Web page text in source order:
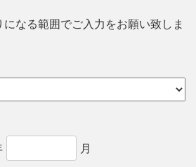
なる範囲でご入力をお願い致しま
月